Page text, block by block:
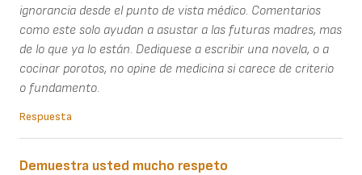
ignorancia desde el punto de vista médico. Comentarios
como este solo ayudan a asustar a las futuras madres, mas
de lo que ya lo están. Dediquese a escribir una novela, o a
cocinar porotos, no opine de medicina si carece de criterio
o fundamento.
Respuesta
Demuestra usted mucho respeto